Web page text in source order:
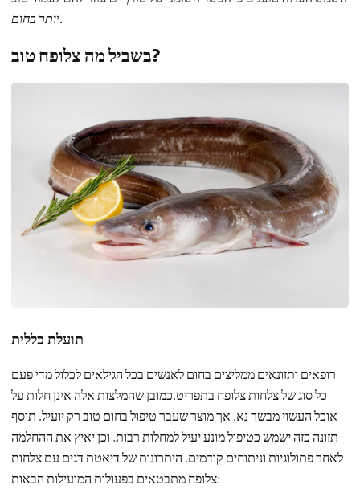
יותר בחום.
בשביל מה צלופח טוב?
תועלת כללית
רופאים ותזונאים ממליצים בחום לאנשים בכל הגילאים לכלול מדי פעם
כל סוג של צלחות צלופח בתפריט.כמובן שהמלצות אלה אינן חלות על
אוכל העשוי מבשר נא. אך מוצר שעבר טיפול בחום טוב רק יועיל. תוסף
תזונה כזה ישמש כטיפול מונע יעיל למחלות רבות, וכן יאיץ את ההחלמה
לאחר פתולוגיות וניתוחים קודמים. היתרונות של דיאטת דגים עם צלחות
צלופח מתבטאים בפעולות המועילות הבאות: